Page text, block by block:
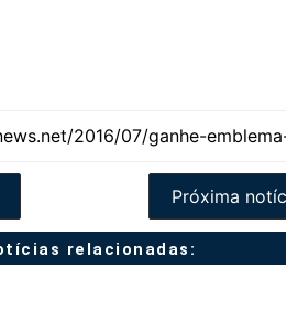
Próxima
relacionadas: